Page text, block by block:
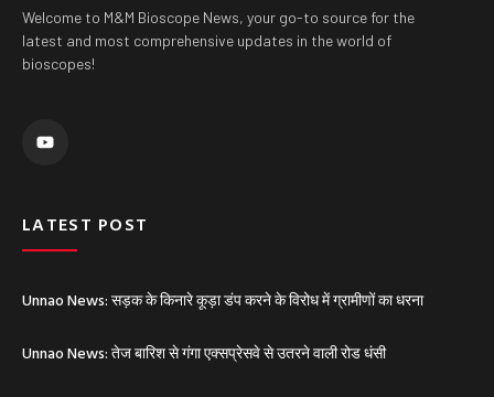
Welcome to M&M Bioscope News, your go-to source for the
latest and most comprehensive updates in the world of
bioscopes!
u
LATEST POST
Unnao News: सड़क के किनारे कूड़ा डंप करने के विरोध में ग्रामीणों का धरना
Unnao News: तेज बारिश से गंगा एक्सप्रेसवे से उतरने वाली रोड धंसी